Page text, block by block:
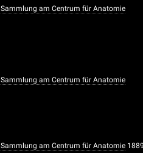
Sammlung am Centrum für Anatomie
Sammlung am Centrum für Anatomie
Sammlung am Centrum für Anatomie